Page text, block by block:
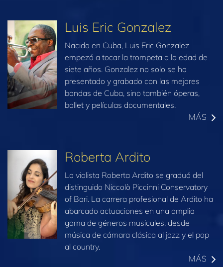
Luis Eric Gonzalez
Nacido en Cuba, Luis Eric Gonzalez
empezó a tocar la trompeta a la edad de
siete años. Gonzalez no solo se ha
presentado y grabado con las mejores
bandas de Cuba, sino también óperas,
ballet y películas documentales.
MÁS
Roberta Ardito
La violista Roberta Ardito se graduó del
distinguido Niccolò Piccinni Conservatory
of Bari. La carrera profesional de Ardito ha
abarcado actuaciones en una amplia
gama de géneros musicales, desde
música de cámara clásica al jazz y el pop
al country.
MÁS